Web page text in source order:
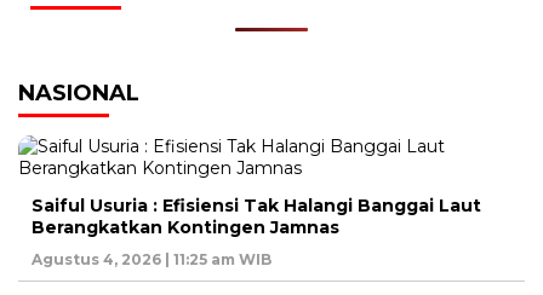
NASIONAL
Saiful Usuria : Efisiensi Tak Halangi Banggai Laut
Berangkatkan Kontingen Jamnas
Agustus 4, 2026 | 11:25 am WIB